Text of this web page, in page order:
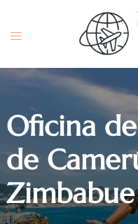
content
Toggle
Oficina
de
Zimbabue